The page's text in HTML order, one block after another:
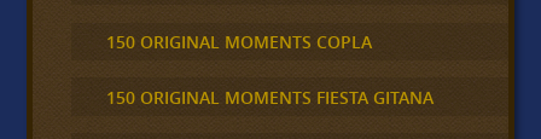
150 ORIGINAL MOMENTS COPLA
150 ORIGINAL MOMENTS FIESTA GITANA